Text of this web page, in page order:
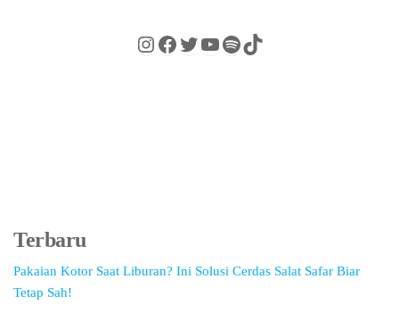
Terbaru
Pakaian Kotor Saat Liburan? Ini Solusi Cerdas Salat Safar Biar
Tetap Sah!